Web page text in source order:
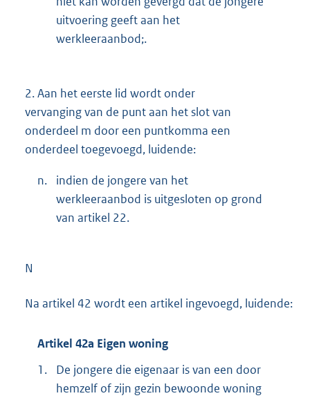
uitvoering geeft aan het
werkleeraanbod;.
2.Aan het eerste lid wordt onder
vervanging van de punt aan het slot van
onderdeel m door een puntkomma een
onderdeel toegevoegd, luidende:
n.
indien de jongere van het
werkleeraanbod is uitgesloten op grond
van artikel 22.
N
Na artikel 42 wordt een artikel ingevoegd, luidende:
Artikel 42a Eigen woning
1.
De jongere die eigenaar is van een door
hemzelf of zijn gezin bewoonde woning